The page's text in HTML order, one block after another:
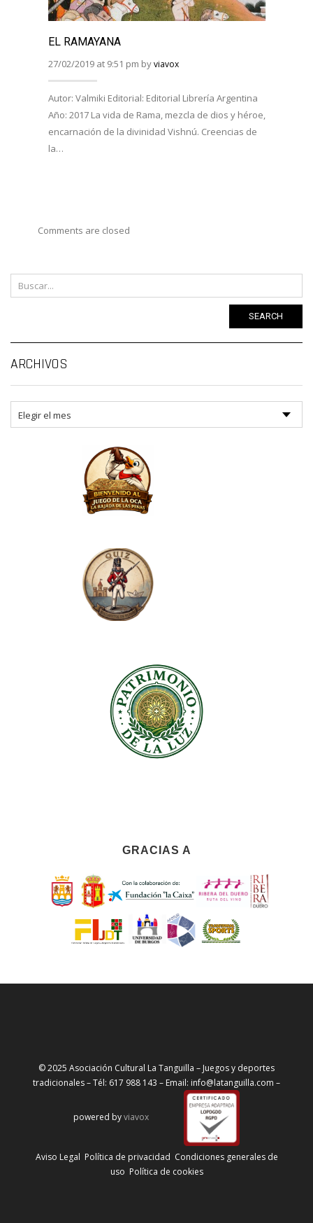
EL RAMAYANA
27/02/2019 at 9:51 pm byviavox
Autor: Valmiki Editorial: Editorial Librería Argentina
Año: 2017 La vida de Rama, mezcla de dios y héroe,
encarnación de la divinidad Vishnú. Creencias de
la…
Comments are closed
SEARCH
ARCHIVOS
GRACIAS A
© 2025 Asociación Cultural La Tanguilla – Juegos y deportes
tradicionales – Tél: 617 988 143 – Email: info@latanguilla.com –
powered byviavox
Aviso Legal Política de privacidad Condiciones generales de
uso Política de cookies